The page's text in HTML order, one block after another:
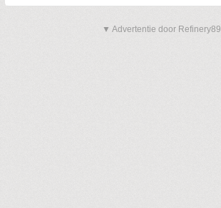
▼ Advertentie door Refinery89